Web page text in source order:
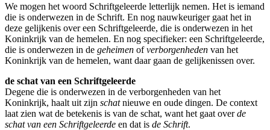
We mogen het woord Schriftgeleerde letterlijk nemen. Het is iemand
die is onderwezen in de Schrift. En nog nauwkeuriger gaat het in
deze gelijkenis over een Schriftgeleerde, die is onderwezen in het
Koninkrijk van de hemelen. En nog specifieker: een Schriftgeleerde,
die is onderwezen in de geheimen ofverborgenheden van het
Koninkrijk van de hemelen, want daar gaan de gelijkenissen over.
de schat van een Schriftgeleerde
Degene die is onderwezen in de verborgenheden van het
Koninkrijk, haalt uit zijn schatnieuwe en oude dingen. De context
laat zien wat de betekenis is van de schat, want het gaat overde
schat van een Schriftgeleerde en dat is de Schrift.